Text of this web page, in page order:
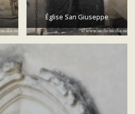
Église San Giuseppe